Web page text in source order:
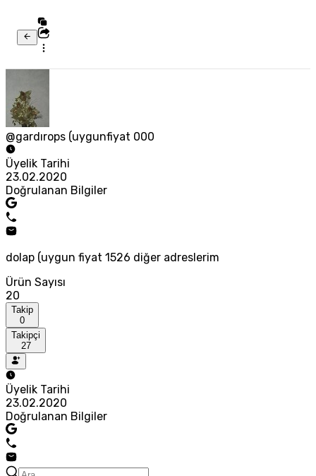
@gardırops (uygunfiyat 000
Üyelik Tarihi
23.02.2020
Doğrulanan Bilgiler
dolap (uygun fiyat 1526 diğer adreslerim
Ürün Sayısı
20
Takip
0
Takipçi
27
Üyelik Tarihi
23.02.2020
Doğrulanan Bilgiler